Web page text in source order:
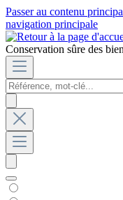
Passer au contenu
navigation principale
Conservation sûre des